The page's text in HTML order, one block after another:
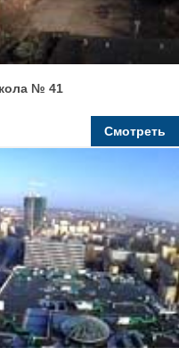
№ 41
Смотреть